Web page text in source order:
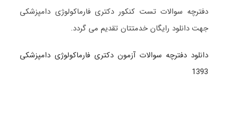
دفترچه سوالات تست کنکور دکتری فارماکولوژی دامپزشکی
جهت دانلود رایگان خدمتتان تقدیم می گردد.
دانلود دفترچه سوالات آزمون دکتری فارماکولوژی دامپزشکی
1393